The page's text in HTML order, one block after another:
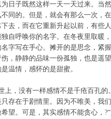
为日子既然这样一天一天过来。当
同的。但是，就会有那么一次，
去，而在它重新升起以前，有些
自呼唤你的名字。在冬夜里取暖
字写在手心。摊开的是思念，紧握
，静静的品味一份孤独，也是遥
温情，感怀的是甜蜜。
上，没有一样感情不是千疮百孔的。
只存在于剧情里。因为不唯美，我
望。可是，其实感情不能贪心，